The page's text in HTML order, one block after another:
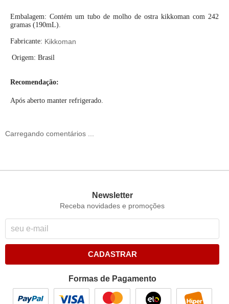
Embalagem: Contém um tubo de molho de ostra kikkoman com 242
gramas (190mL).
Fabricante: Kikkoman
Origem: Brasil
Recomendação:
Após aberto manter refrigerado.
Carregando comentários ...
Newsletter
Receba novidades e promoções
CADASTRAR
Formas de Pagamento